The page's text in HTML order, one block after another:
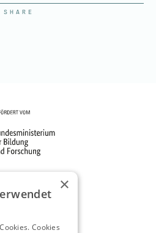
SHARE
×
Cookies